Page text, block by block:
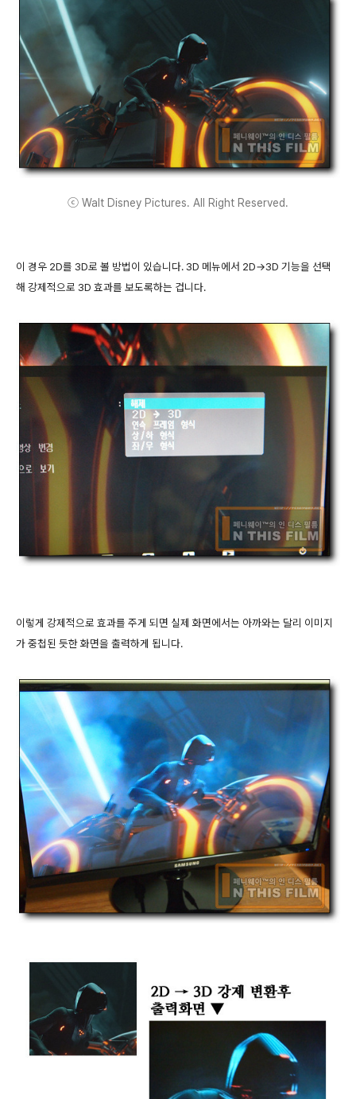
ⓒ Walt Disney Pictures. All Right Reserved.
이 경우 2D를 3D로 볼 방법이 있습니다. 3D 메뉴에서 2D→3D 기능을 선택
해 강제적으로 3D 효과를 보도록하는 겁니다.
이렇게 강제적으로 효과를 주게 되면 실제 화면에서는 아까와는 달리 이미지
가 중첩된 듯한 화면을 출력하게 됩니다.